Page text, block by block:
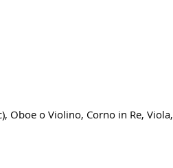
Oboe o Violino, Corno in Re, Viola,